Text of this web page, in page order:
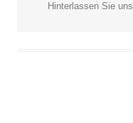
Hinterlassen Sie